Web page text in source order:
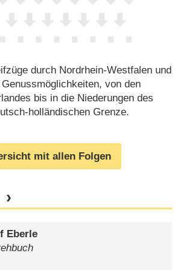
durch Nordrhein-Westfalen und
von den
bis in die Niederungen des
holländischen Grenze.
mit allen Folgen
Eberle